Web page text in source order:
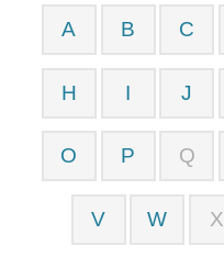
A B C
H I J
O P Q
V W X